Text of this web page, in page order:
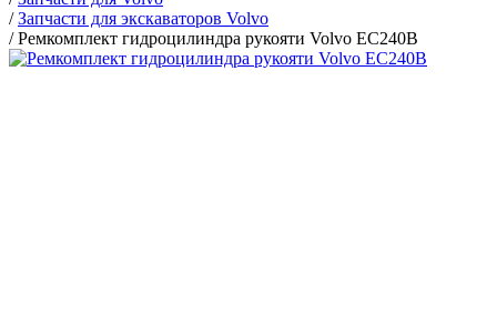
/Запчасти для экскаваторов Volvo
/Ремкомплект гидроцилиндра рукояти Volvo EC240B